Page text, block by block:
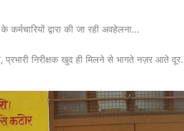
द्वारा की जा रही अवहेलना…
प्रभारी निरीक्षक खुद ही मिलने से भागते नज़र आते